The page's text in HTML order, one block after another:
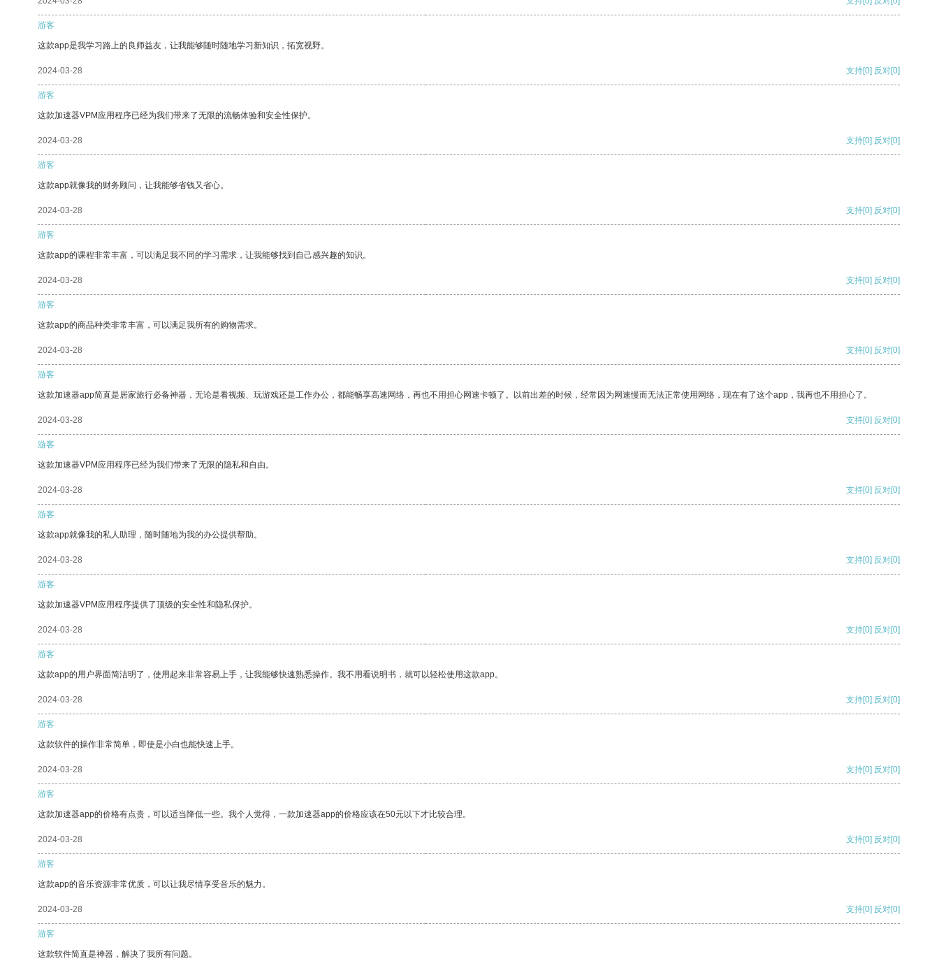
游客
这款app是我学习路上的良师益友，让我能够随时随地学习新知识，拓宽视野。
2024-03-28 支持[0] 反对[0]
游客
这款加速器VPM应用程序已经为我们带来了无限的流畅体验和安全性保护。
2024-03-28 支持[0] 反对[0]
游客
这款app就像我的财务顾问，让我能够省钱又省心。
2024-03-28 支持[0] 反对[0]
游客
这款app的课程非常丰富，可以满足我不同的学习需求，让我能够找到自己感兴趣的知识。
2024-03-28 支持[0] 反对[0]
游客
这款app的商品种类非常丰富，可以满足我所有的购物需求。
2024-03-28 支持[0] 反对[0]
游客
这款加速器app简直是居家旅行必备神器，无论是看视频、玩游戏还是工作办公，都能畅享高速网络，再也不用担心网速卡顿了。以前出差的时候，经常因为网速慢而无法正常使用网络，现在有了这个app，我再也不用担心了。
2024-03-28 支持[0] 反对[0]
游客
这款加速器VPM应用程序已经为我们带来了无限的隐私和自由。
2024-03-28 支持[0] 反对[0]
游客
这款app就像我的私人助理，随时随地为我的办公提供帮助。
2024-03-28 支持[0] 反对[0]
游客
这款加速器VPM应用程序提供了顶级的安全性和隐私保护。
2024-03-28 支持[0] 反对[0]
游客
这款app的用户界面简洁明了，使用起来非常容易上手，让我能够快速熟悉操作。我不用看说明书，就可以轻松使用这款app。
2024-03-28 支持[0] 反对[0]
游客
这款软件的操作非常简单，即使是小白也能快速上手。
2024-03-28 支持[0] 反对[0]
游客
这款加速器app的价格有点贵，可以适当降低一些。我个人觉得，一款加速器app的价格应该在50元以下才比较合理。
2024-03-28 支持[0] 反对[0]
游客
这款app的音乐资源非常优质，可以让我尽情享受音乐的魅力。
2024-03-28 支持[0] 反对[0]
游客
这款软件简直是神器，解决了我所有问题。